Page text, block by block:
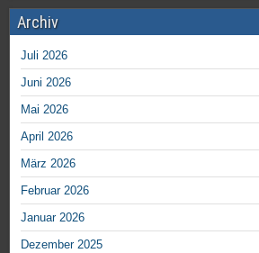
Archiv
Juli 2026
Juni 2026
Mai 2026
April 2026
März 2026
Februar 2026
Januar 2026
Dezember 2025